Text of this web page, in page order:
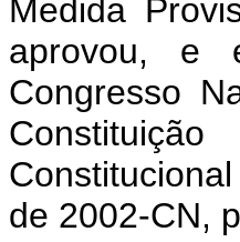
Medida
aprovou, e
Congresso
de 2002-CN,